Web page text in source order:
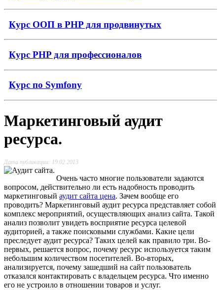
Курс ООП в PHP для продвинутых
Курс PHP для профессионалов
Курс по Symfony
Маркетинговый аудит
ресурса.
Дата публикации: 19.02.2013
Очень часто многие пользователи задаются
вопросом, действительно ли есть надобность проводить
маркетинговый аудит сайта цена. Зачем вообще его
проводить? Маркетинговый аудит ресурса представляет собой
комплекс мероприятий, осуществляющих анализ сайта. Такой
анализ позволит увидеть восприятие ресурса целевой
аудиторией, а также поисковыми службами. Какие цели
преследует аудит ресурса? Таких целей как правило три. Во-
первых, решается вопрос, почему ресурс используется таким
небольшим количеством посетителей. Во-вторых,
анализируется, почему зашедший на сайт пользователь
отказался контактировать с владельцем ресурса. Что именно
его не устроило в отношении товаров и услуг.